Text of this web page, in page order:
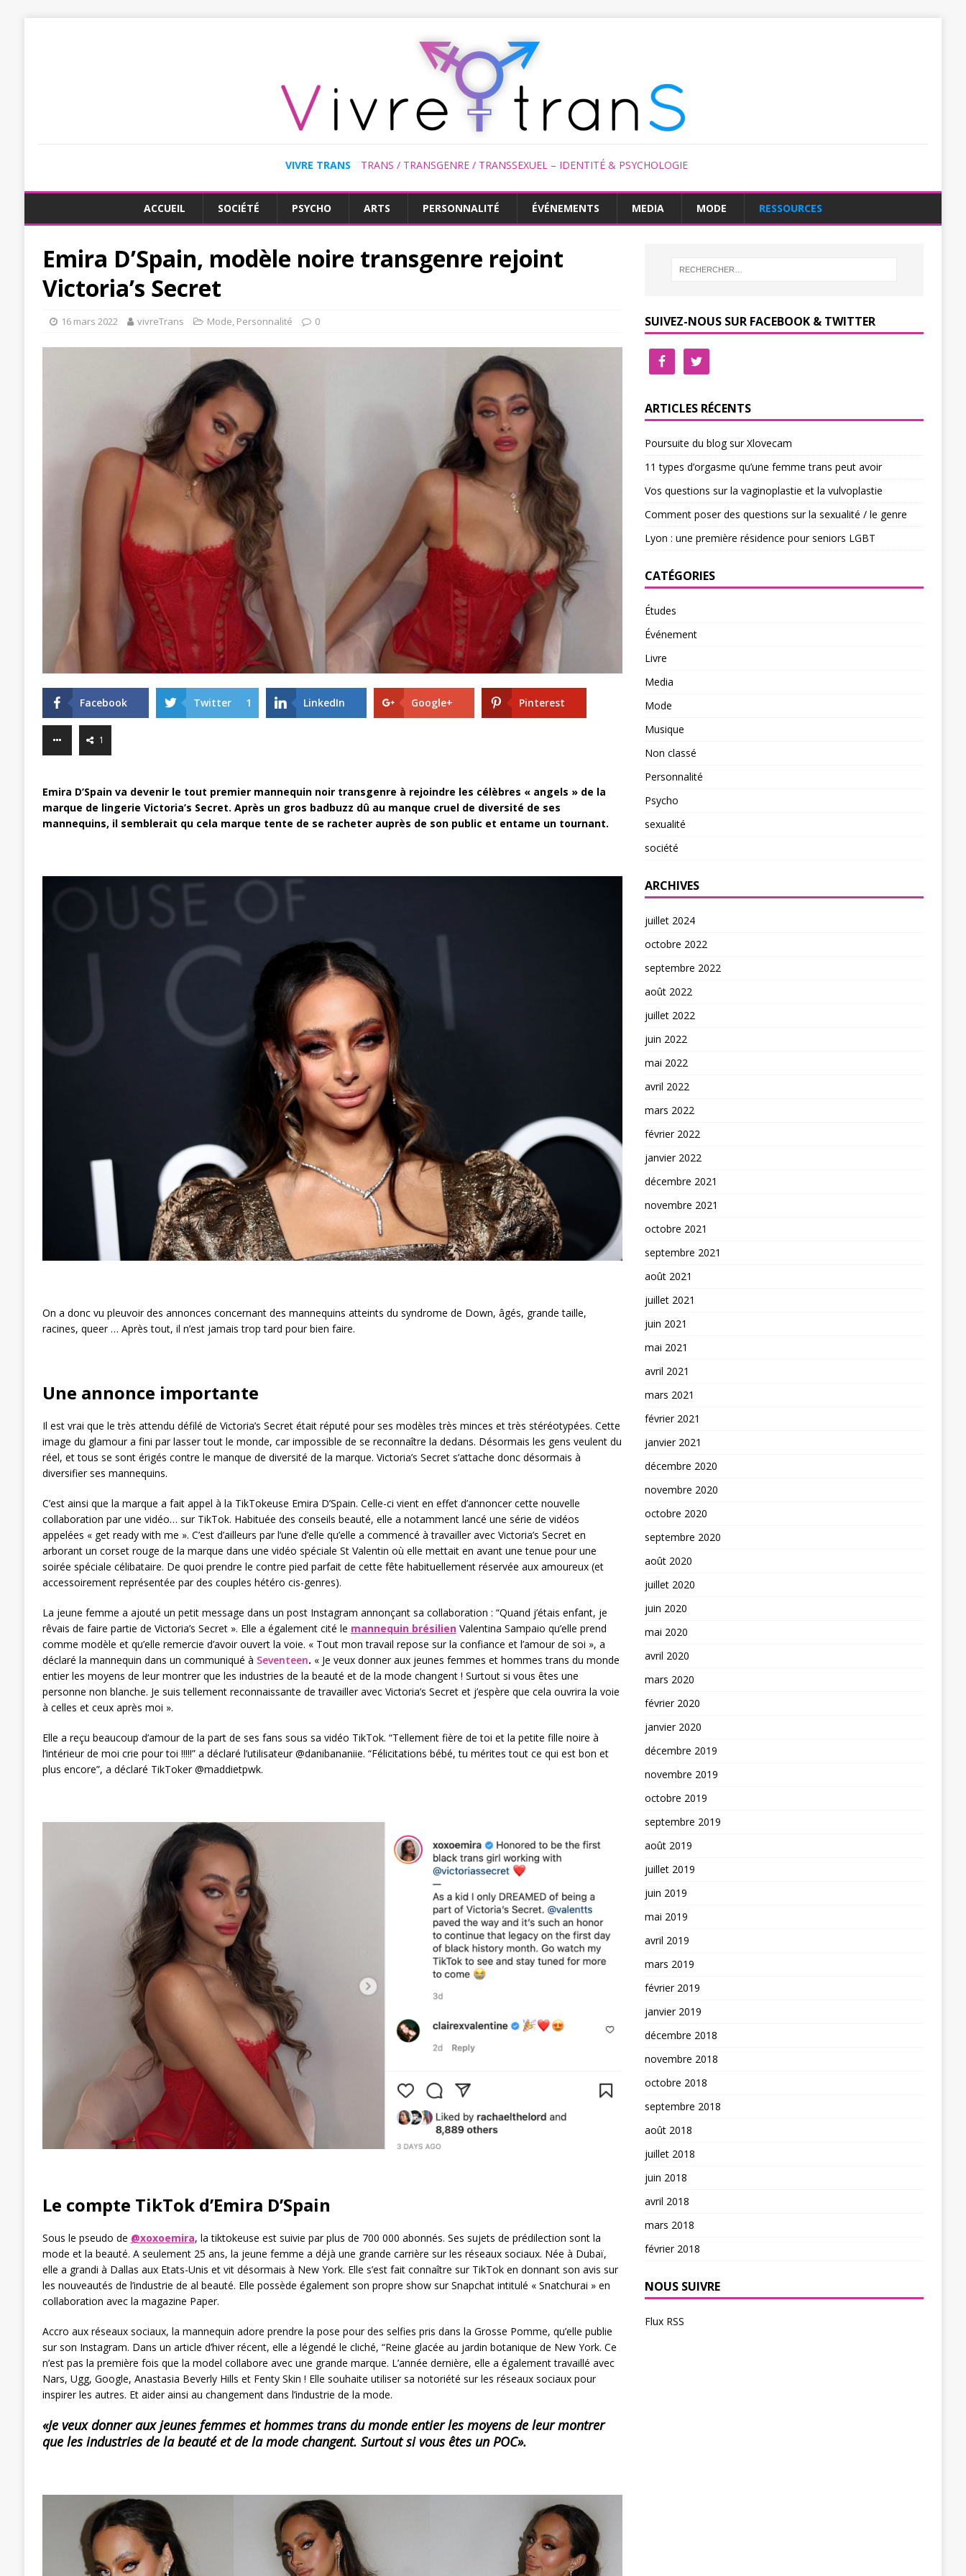
VIVRE TRANS TRANS / TRANSGENRE / TRANSSEXUEL – IDENTITÉ & PSYCHOLOGIE
ACCUEIL SOCIÉTÉ PSYCHO ARTS PERSONNALITÉ ÉVÉNEMENTS MEDIA MODE RESSOURCES
Emira D’Spain, modèle noire transgenre rejoint
Victoria’s Secret
16 mars 2022 vivreTrans Mode, Personnalité 0
Facebook Twitter 1 LinkedIn Google+ Pinterest
1
Emira D’Spain va devenir le tout premier mannequin noir transgenre à rejoindre les célèbres « angels » de la
marque de lingerie Victoria’s Secret. Après un gros badbuzz dû au manque cruel de diversité de ses
mannequins, il semblerait qu cela marque tente de se racheter auprès de son public et entame un tournant.
On a donc vu pleuvoir des annonces concernant des mannequins atteints du syndrome de Down, âgés, grande taille,
racines, queer … Après tout, il n’est jamais trop tard pour bien faire.
Une annonce importante
Il est vrai que le très attendu défilé de Victoria’s Secret était réputé pour ses modèles très minces et très stéréotypées. Cette
image du glamour a fini par lasser tout le monde, car impossible de se reconnaître la dedans. Désormais les gens veulent du
réel, et tous se sont érigés contre le manque de diversité de la marque. Victoria’s Secret s’attache donc désormais à
diversifier ses mannequins.
C’est ainsi que la marque a fait appel à la TikTokeuse Emira D’Spain. Celle-ci vient en effet d’annoncer cette nouvelle
collaboration par une vidéo… sur TikTok. Habituée des conseils beauté, elle a notamment lancé une série de vidéos
appelées « get ready with me ». C’est d’ailleurs par l’une d’elle qu’elle a commencé à travailler avec Victoria’s Secret en
arborant un corset rouge de la marque dans une vidéo spéciale St Valentin où elle mettait en avant une tenue pour une
soirée spéciale célibataire. De quoi prendre le contre pied parfait de cette fête habituellement réservée aux amoureux (et
accessoirement représentée par des couples hétéro cis-genres).
La jeune femme a ajouté un petit message dans un post Instagram annonçant sa collaboration : “Quand j’étais enfant, je
rêvais de faire partie de Victoria’s Secret ». Elle a également cité le mannequin brésilienValentina Sampaio qu’elle prend
comme modèle et qu’elle remercie d’avoir ouvert la voie. « Tout mon travail repose sur la confiance et l’amour de soi », a
déclaré la mannequin dans un communiqué à Seventeen. « Je veux donner aux jeunes femmes et hommes trans du monde
entier les moyens de leur montrer que les industries de la beauté et de la mode changent ! Surtout si vous êtes une
personne non blanche. Je suis tellement reconnaissante de travailler avec Victoria’s Secret et j’espère que cela ouvrira la voie
à celles et ceux après moi ».
Elle a reçu beaucoup d’amour de la part de ses fans sous sa vidéo TikTok. “Tellement fière de toi et la petite fille noire à
l’intérieur de moi crie pour toi !!!!!” a déclaré l’utilisateur @danibananiie. “Félicitations bébé, tu mérites tout ce qui est bon et
plus encore”, a déclaré TikToker @maddietpwk.
Le compte TikTok d’Emira D’Spain
Sous le pseudo de @xoxoemira, la tiktokeuse est suivie par plus de 700 000 abonnés. Ses sujets de prédilection sont la
mode et la beauté. A seulement 25 ans, la jeune femme a déjà une grande carrière sur les réseaux sociaux. Née à Dubaï,
elle a grandi à Dallas aux Etats-Unis et vit désormais à New York. Elle s’est fait connaître sur TikTok en donnant son avis sur
les nouveautés de l’industrie de al beauté. Elle possède également son propre show sur Snapchat intitulé « Snatchurai » en
collaboration avec la magazine Paper.
Accro aux réseaux sociaux, la mannequin adore prendre la pose pour des selfies pris dans la Grosse Pomme, qu’elle publie
sur son Instagram. Dans un article d’hiver récent, elle a légendé le cliché, “Reine glacée au jardin botanique de New York. Ce
n’est pas la première fois que la model collabore avec une grande marque. L’année dernière, elle a également travaillé avec
Nars, Ugg, Google, Anastasia Beverly Hills et Fenty Skin ! Elle souhaite utiliser sa notoriété sur les réseaux sociaux pour
inspirer les autres. Et aider ainsi au changement dans l’industrie de la mode.
«Je veux donner aux jeunes femmes et hommes trans du monde entier les moyens de leur montrer
que les industries de la beauté et de la mode changent. Surtout si vous êtes un POC».
SUIVEZ-NOUS SUR FACEBOOK & TWITTER
ARTICLES RÉCENTS
Poursuite du blog sur Xlovecam
11 types d’orgasme qu’une femme trans peut avoir
Vos questions sur la vaginoplastie et la vulvoplastie
Comment poser des questions sur la sexualité / le genre
Lyon : une première résidence pour seniors LGBT
CATÉGORIES
Études
Événement
Livre
Media
Mode
Musique
Non classé
Personnalité
Psycho
sexualité
société
ARCHIVES
juillet 2024
octobre 2022
septembre 2022
août 2022
juillet 2022
juin 2022
mai 2022
avril 2022
mars 2022
février 2022
janvier 2022
décembre 2021
novembre 2021
octobre 2021
septembre 2021
août 2021
juillet 2021
juin 2021
mai 2021
avril 2021
mars 2021
février 2021
janvier 2021
décembre 2020
novembre 2020
octobre 2020
septembre 2020
août 2020
juillet 2020
juin 2020
mai 2020
avril 2020
mars 2020
février 2020
janvier 2020
décembre 2019
novembre 2019
octobre 2019
septembre 2019
août 2019
juillet 2019
juin 2019
mai 2019
avril 2019
mars 2019
février 2019
janvier 2019
décembre 2018
novembre 2018
octobre 2018
septembre 2018
août 2018
juillet 2018
juin 2018
avril 2018
mars 2018
février 2018
NOUS SUIVRE
Flux RSS